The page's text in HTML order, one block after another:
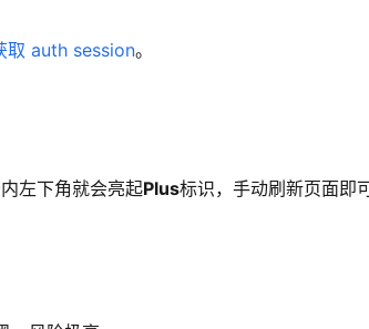
取 auth session。
左下角就会亮起Plus标识，手动刷新页面即